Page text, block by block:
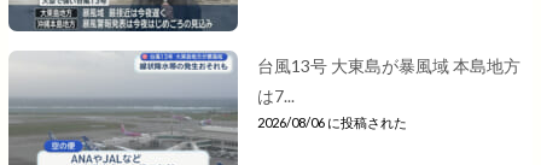
台風13号 大東島が暴風域 本島地方
は7...
2026/08/06 に投稿された